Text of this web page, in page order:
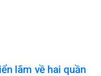
lãm về hai quần